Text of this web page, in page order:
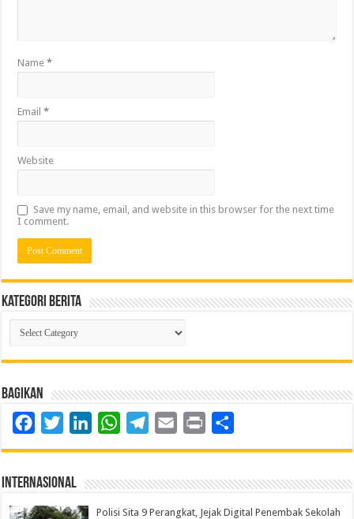
Name*
Email*
Website
Save my name, email, and website in this browser for the next time
I comment.
Kategori Berita
Kategori
Berita
Bagikan
FacebookTwitterLinkedInWhatsAppTelegram
Email Print
Internasional
Polisi Sita 9 Perangkat, Jejak Digital Penembak Sekolah